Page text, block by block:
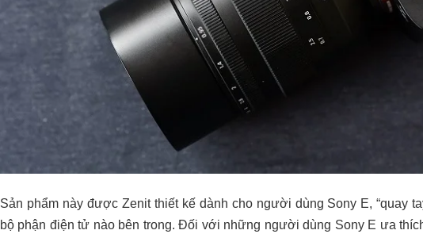
Sản phẩm này được Zenit thiết kế dành cho người dùng Sony E, “quay
bộ phận điện tử nào bên trong. Đối với những người dùng Sony E ưa